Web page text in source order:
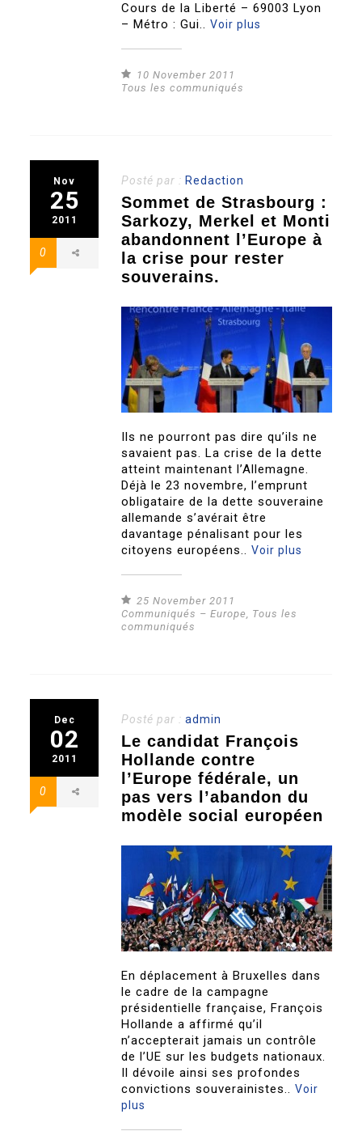
Cours de la Liberté – 69003 Lyon
– Métro : Gui..Voir plus
10 November 2011
Tous les communiqués
Nov
25
2011
0
Posté par : Redaction
Sommet de Strasbourg :
Sarkozy, Merkel et Monti
abandonnent l’Europe à
la crise pour rester
souverains.
Ils ne pourront pas dire qu’ils ne
savaient pas. La crise de la dette
atteint maintenant l’Allemagne.
Déjà le 23 novembre, l’emprunt
obligataire de la dette souveraine
allemande s’avérait être
davantage pénalisant pour les
citoyens européens..Voir plus
25 November 2011
Communiqués – Europe, Tous les
communiqués
Dec
02
2011
0
Posté par :admin
Le candidat François
Hollande contre
l’Europe fédérale, un
pas vers l’abandon du
modèle social européen
En déplacement à Bruxelles dans
le cadre de la campagne
présidentielle française, François
Hollande a affirmé qu’il
n’accepterait jamais un contrôle
de l’UE sur les budgets nationaux.
Il dévoile ainsi ses profondes
convictions souverainistes..Voir
plus